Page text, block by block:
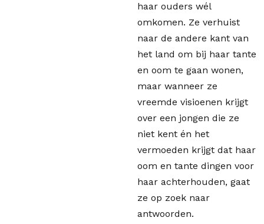
haar ouders wél
omkomen. Ze verhuist
naar de andere kant van
het land om bij haar tante
en oom te gaan wonen,
maar wanneer ze
vreemde visioenen krijgt
over een jongen die ze
niet kent én het
vermoeden krijgt dat haar
oom en tante dingen voor
haar achterhouden, gaat
ze op zoek naar
antwoorden.